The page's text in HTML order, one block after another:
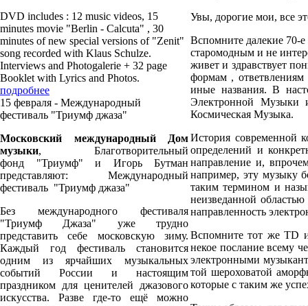
DVD includes : 12 music videos, 15
minutes movie "Berlin - Calcuta" , 30
minutes of new special versions of "Zenit"
song recorded with Klaus Schulze.
Interviews and Photogalerie + 32 page
Booklet with Lyrics and Photos.
подробнее
15 февраля - Международный
фестиваль "Триумф джаза"
Московский международный Дом
музыки, Благотворительный
фонд "Триумф" и Игорь Бутман
представляют: Международный
фестиваль "Триумф джаза"
Без международного фестиваля
"Триумф Джаза" уже трудно
представить себе московскую зиму.
Каждый год фестиваль становится
одним из ярчайших музыкальных
событий России и настоящим
праздником для ценителей джазового
искусства. Разве где-то ещё можно
Увы, дорогие мои, все
Вспомните далекие 70-
старомодным и не
живет и здравствует
формам ,
иные названия. В
Электронной Музыки
Космическая Музыка.
История современной
определений и
направление и,
например, эту музыку
таким термином и
неизведанной
направленность
Вспомните тот же TD
некое послание всему
электронными
той шероховатой
которые с таким же